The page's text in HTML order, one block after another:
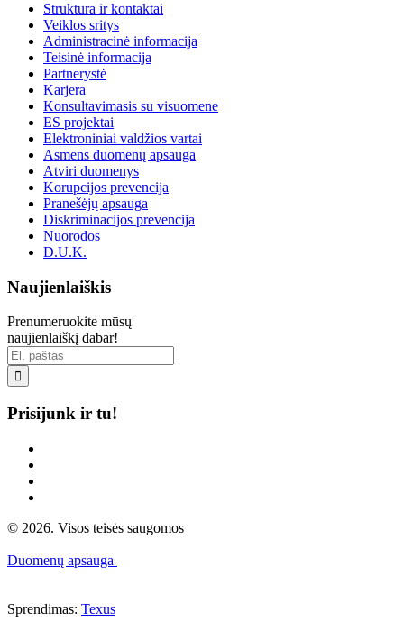
Struktūra ir kontaktai
Veiklos sritys
Administracinė informacija
Teisinė informacija
Partnerystė
Karjera
Konsultavimasis su visuomene
ES projektai
Elektroniniai valdžios vartai
Asmens duomenų apsauga
Atviri duomenys
Korupcijos prevencija
Pranešėjų apsauga
Diskriminacijos prevencija
Nuorodos
D.U.K.
Naujienlaiškis
Prenumeruokite mūsų
naujienlaiškį dabar!

Prisijunk ir tu!
© 2026. Visos teisės saugomos
Duomenų apsauga
Sprendimas: Texus